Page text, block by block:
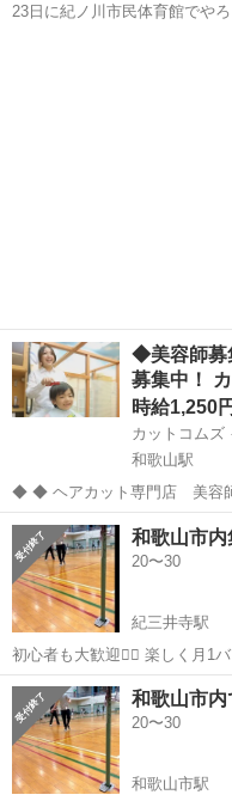
23日に紀ノ川市民体育館でや
◆美容師募
募集中！
時給1,250円
カットコムズ
和歌山駅
◆ ◆ ヘアカット専門店 美容師募集！ ブランクのある方も、スキル
アップを目指している方も大
寧に指導致します♪ 《カットコムズ》幅広い世代に愛される街の美容
院♪ 「安い・早い・丁寧...
和歌山 和歌山市 和歌山
和歌山市
20〜30
紀三井寺駅
初心者も大歓迎🙋‍♀️ 楽しく月1バドミン
参加もすぐなじめる アットホ
す✨ 日にち、場所、時間は
和歌山 和歌山市 紀三井
和歌山市
20〜30
和歌山市駅